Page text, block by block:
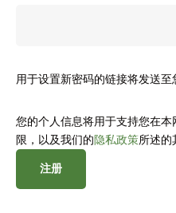
用于设置新密码的链接将发送至
您的个人信息将用于支持您在
限，以及我们的隐私政策所述的
注册